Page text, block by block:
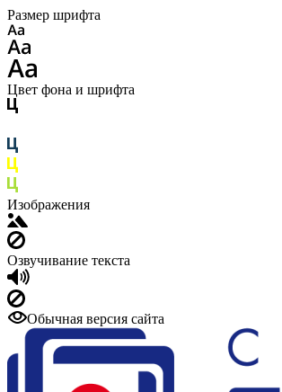
Размер шрифта
Цвет фона и шрифта
Изображения
Озвучивание текста
Обычная версия сайта